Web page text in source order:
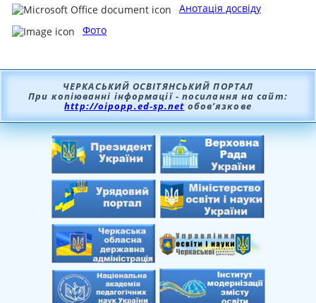
Анотація досвіду
Фото
ЧЕРКАСЬКИЙ ОСВІТЯНСЬКИЙ ПОРТАЛ
При копіюванні інформації - посилання на сайт:
http://oipopp.ed-sp.net обов’язкове